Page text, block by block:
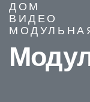
ДОМ
ВИДЕО